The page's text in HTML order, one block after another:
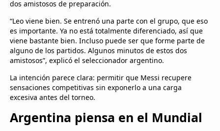
dos amistosos de preparación.
“Leo viene bien. Se entrenó una parte con el grupo, que eso
es importante. Ya no está totalmente diferenciado, así que
viene bastante bien. Incluso puede ser que forme parte de
alguno de los partidos. Algunos minutos de estos dos
amistosos”, explicó el seleccionador argentino.
La intención parece clara: permitir que Messi recupere
sensaciones competitivas sin exponerlo a una carga
excesiva antes del torneo.
Argentina piensa en el Mundial